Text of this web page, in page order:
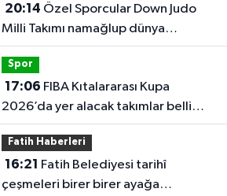
20:14
Milli Takımı namağlup dünya
şampiyonu
Spor
17:06
2026’da yer alacak takımlar belli
oldu
Fatih Haberleri
16:21
çeşmeleri birer birer ayağa